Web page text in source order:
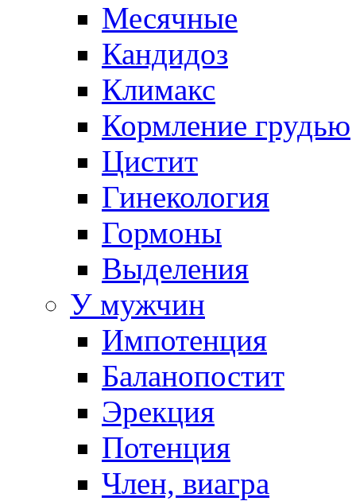
Месячные
Кандидоз
Климакс
Кормление грудью
Цистит
Гинекология
Гормоны
Выделения
У мужчин
Импотенция
Баланопостит
Эрекция
Потенция
Член, виагра